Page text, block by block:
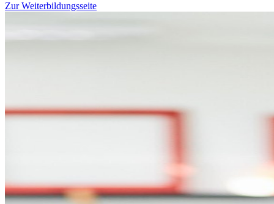
Zur Weiterbildungsseite